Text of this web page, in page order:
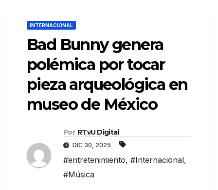
INTERNACIONAL
Bad Bunny genera
polémica por tocar
pieza arqueológica en
museo de México
Por RTvU Digital
DIC 30, 2025
#entretenimiento, #Internacional,
#Música